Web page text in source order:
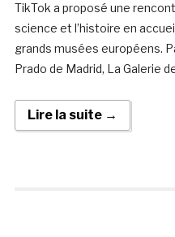
TikTok a proposé une
science et l’histoire en
grands musées européens.
Prado de Madrid, La Galerie
Lire la suite →